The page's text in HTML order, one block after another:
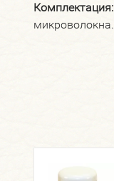
Комплектация:
микроволокна.